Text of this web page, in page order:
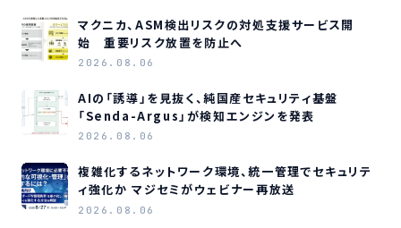
マクニカ、ASM検出リスクの対処支援サービス開
始 重要リスク放置を防止へ
2026.08.06
AIの「誘導」を見抜く、純国産セキュリティ基盤
「Senda-Argus」が検知エンジンを発表
2026.08.06
複雑化するネットワーク環境、統一管理でセキュリテ
ィ強化か マジセミがウェビナー再放送
2026.08.06